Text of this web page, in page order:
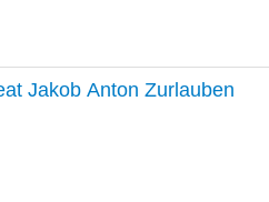
Jakob Anton Zurlauben